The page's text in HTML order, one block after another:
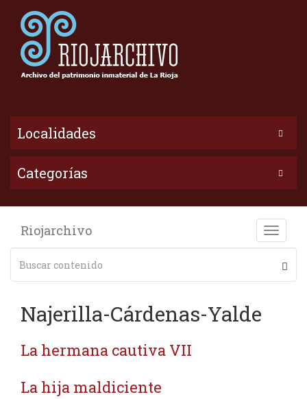
Localidades
Categorías
Toggle
Riojarchivo
Najerilla-Cárdenas-Yalde
La hermana cautiva VII
La hija maldiciente